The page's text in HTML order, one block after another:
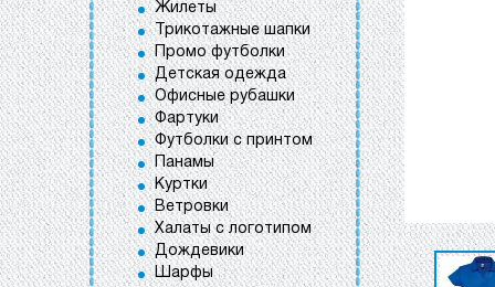
Жилеты
Трикотажные шапки
Промо футболки
Детская одежда
Офисные рубашки
Фартуки
Футболки с принтом
Панамы
Куртки
Ветровки
Халаты с логотипом
Дождевики
Шарфы